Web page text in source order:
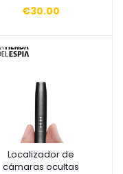
€30.00
Añadir a la cesta
Localizador de
cámaras ocultas